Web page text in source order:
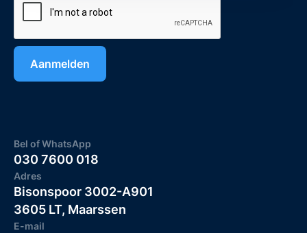
Bel of WhatsApp
030 7600 018
Adres
Bisonspoor 3002-A901
3605 LT, Maarssen
E-mail